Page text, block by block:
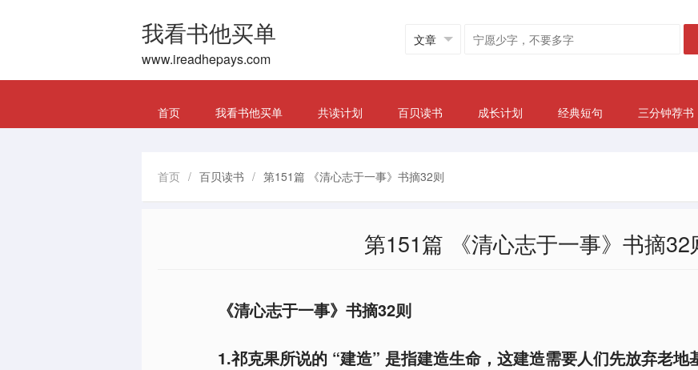
我看书他买单
www.ireadhepays.com
首页 我看书他买单 共读计划 百贝读书 成长计划 经典短句
三分钟荐书
首页 / 百贝读书 / 第151篇 《清心志于一事》书摘32则
第151篇 《清心志于一事》书摘32
《清心志于一事》书摘32则
1.祁克果所说的 “建造” 是指建造生命，这建造需要人们先放弃老地